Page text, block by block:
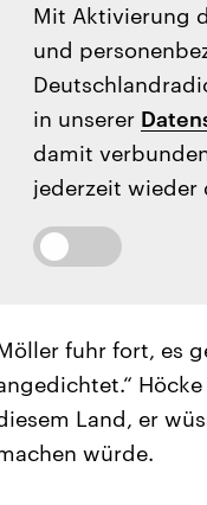
Mit Aktivierung
und
in unserer
damit
jederzeit wieder
fuhr fort, es
Land, er
würde.